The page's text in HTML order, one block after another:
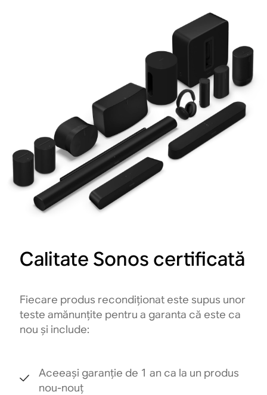
Calitate Sonos certificată
Fiecare produs recondiționat este supus unor
teste amănunțite pentru a garanta că este ca
nou și include:
Aceeași garanție de 1 an ca la un produs
nou-nouț